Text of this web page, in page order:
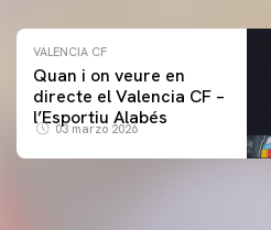
VALENCIA CF
Quan i on veure en
directe el Valencia CF –
l’Esportiu Alabés
03 marzo 2026